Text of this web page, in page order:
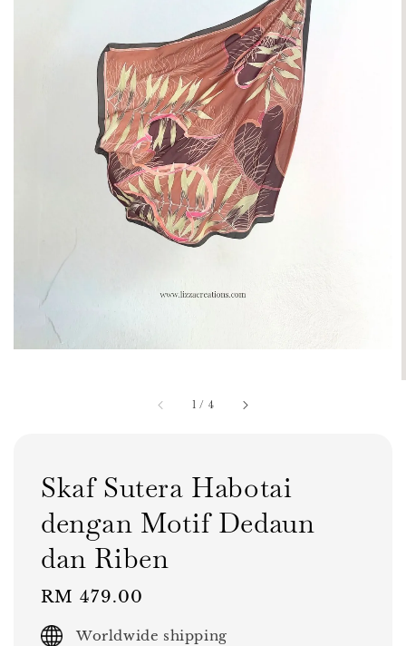
1 / 4
Skaf Sutera Habotai
dengan Motif Dedaun
dan Riben
Regular
price
RM 479.00
Worldwide shipping